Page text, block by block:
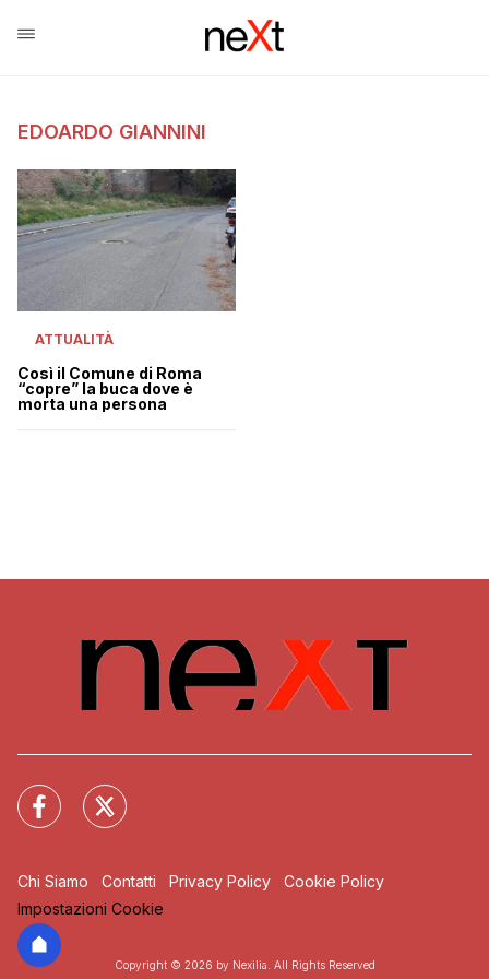
EDOARDO GIANNINI
ATTUALITÀ
Così il Comune di Roma
“copre” la buca dove è
morta una persona
Chi Siamo Contatti Privacy Policy
Cookie Policy
Impostazioni Cookie
Copyright © 2026 by Nexilia. All Rights Reserved